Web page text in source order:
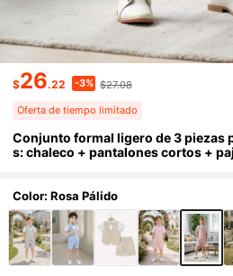
$26.22 -3% $27.08
Oferta de tiempo limitado
Conjunto formal ligero de 3 piezas
s: chaleco + pantalones cortos +
Color: Rosa Pálido